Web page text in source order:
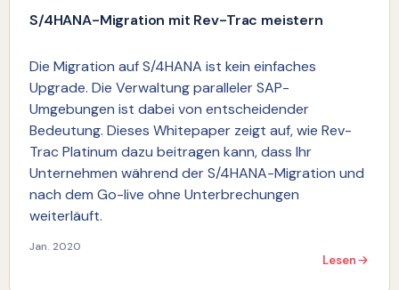
S/4HANA-Migration mit Rev-Trac meistern
Die Migration auf S/4HANA ist kein einfaches
Upgrade. Die Verwaltung paralleler SAP-
Umgebungen ist dabei von entscheidender
Bedeutung. Dieses Whitepaper zeigt auf, wie Rev-
Trac Platinum dazu beitragen kann, dass Ihr
Unternehmen während der S/4HANA-Migration und
nach dem Go-live ohne Unterbrechungen
weiterläuft.
Jan. 2020
Lesen